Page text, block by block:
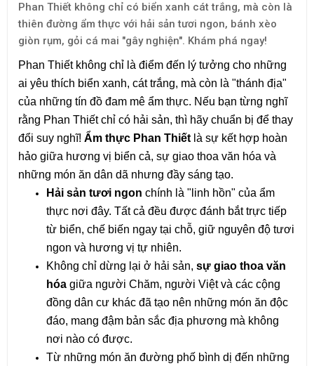
Phan Thiết không chỉ có biển xanh cát trắng, mà còn là
thiên đường ẩm thực với hải sản tươi ngon, bánh xèo
giòn rụm, gỏi cá mai "gây nghiện". Khám phá ngay!
Phan Thiết không chỉ là điểm đến lý tưởng cho những
ai yêu thích biển xanh, cát trắng, mà còn là "thánh địa"
của những tín đồ đam mê ẩm thực. Nếu bạn từng nghĩ
rằng Phan Thiết chỉ có hải sản, thì hãy chuẩn bị để thay
đổi suy nghĩ! Ẩm thực Phan Thiết là sự kết hợp hoàn
hảo giữa hương vị biển cả, sự giao thoa văn hóa và
những món ăn dân dã nhưng đầy sáng tạo.
Hải sản tươi ngon chính là "linh hồn" của ẩm
thực nơi đây. Tất cả đều được đánh bắt trực tiếp
từ biển, chế biến ngay tại chỗ, giữ nguyên độ tươi
ngon và hương vị tự nhiên.
Không chỉ dừng lại ở hải sản, sự giao thoa văn
hóa giữa người Chăm, người Việt và các cộng
đồng dân cư khác đã tạo nên những món ăn độc
đáo, mang đậm bản sắc địa phương mà không
nơi nào có được.
Từ những món ăn đường phố bình dị đến những